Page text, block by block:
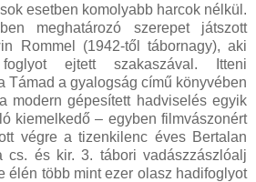
esetben komolyabb harcok nélkül.
meghatározó szerepet játszott
Rommel (1942-től tábornagy), aki
ejtett szakaszával. Itteni
Támad a gyalogság című könyvében
modern gépesített hadviselés egyik
kiemelkedő – egyben filmvászonért
végre a tizenkilenc éves Bertalan
cs. és kir. 3. tábori vadászzászlóalj
élén több mint ezer olasz hadifoglyot